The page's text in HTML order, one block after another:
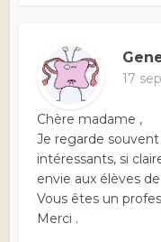
17
Chère madame ,
Je regarde
intéressants, si
envie aux élèves
Vous êtes un
Merci .